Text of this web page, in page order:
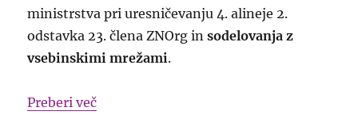
ministrstva pri uresničevanju 4. alineje 2.
odstavka 23. člena ZNOrg insodelovanja z
vsebinskimi mrežami.
Preberi več“Preverjanje uresničevanja zavez glede